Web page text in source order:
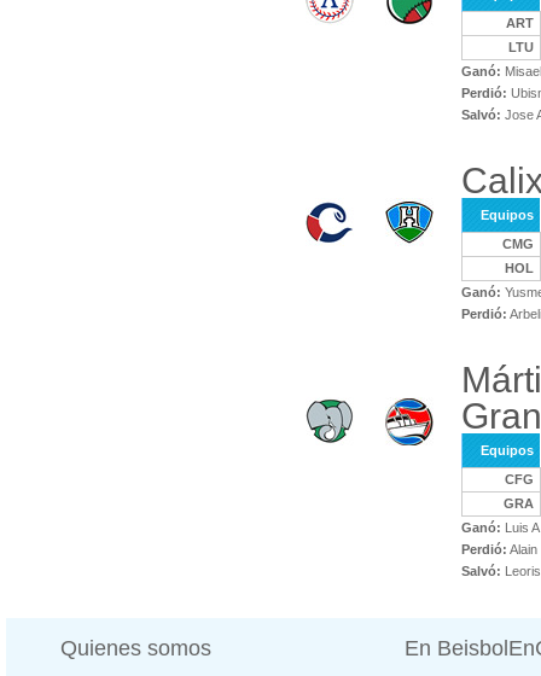
ART
LTU
Ganó:
Perdió:
Salvó: Jose
Equipos
CMG
HOL
Ganó:
Perdió:
Equipos
CFG
GRA
Ganó: Luis
Perdió: Alain
Salvó:
Quienes somos En